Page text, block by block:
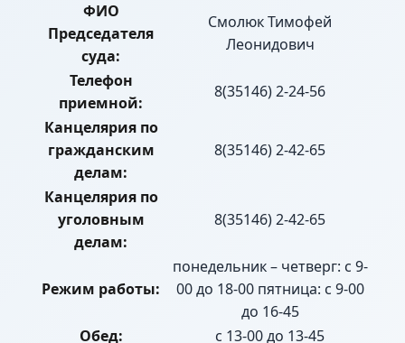
ФИО
Председателя
суда:
Смолюк Тимофей
Леонидович
Телефон
приемной:
8(35146) 2-24-56
Канцелярия по
гражданским
делам:
8(35146) 2-42-65
Канцелярия по
уголовным
делам:
8(35146) 2-42-65
Режим работы:
понедельник – четверг: с 9-
00 до 18-00 пятница: с 9-00
до 16-45
Обед:
с 13-00 до 13-45